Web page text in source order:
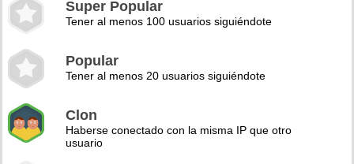
Super Popular
Tener al menos 100 usuarios siguiéndote
Popular
Tener al menos 20 usuarios siguiéndote
Clon
Haberse conectado con la misma IP que otro
usuario